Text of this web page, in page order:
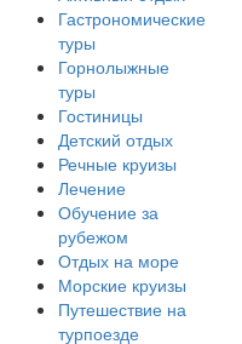
Гастрономические
туры
Горнолыжные
туры
Гостиницы
Детский отдых
Речные круизы
Лечение
Обучение за
рубежом
Отдых на море
Морские круизы
Путешествие на
турпоезде